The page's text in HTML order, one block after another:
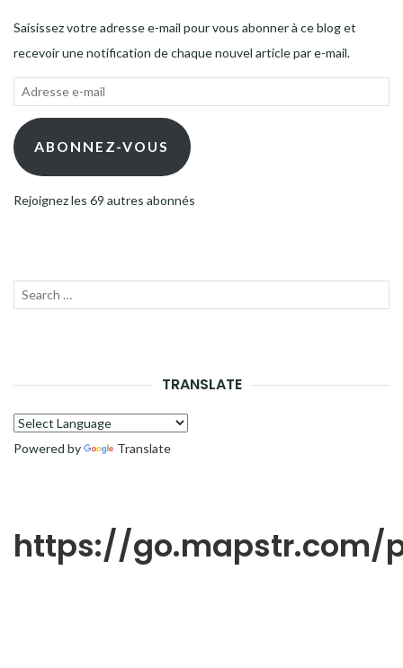
Saisissez votre adresse e-mail pour vous abonner à ce blog et
recevoir une notification de chaque nouvel article par e-mail.
Adresse
mail ABONNEZ-VOUS
Rejoignez les 69 autres abonnés
Recherche
TRANSLATE
Powered by Translate
https://go.mapstr.com/